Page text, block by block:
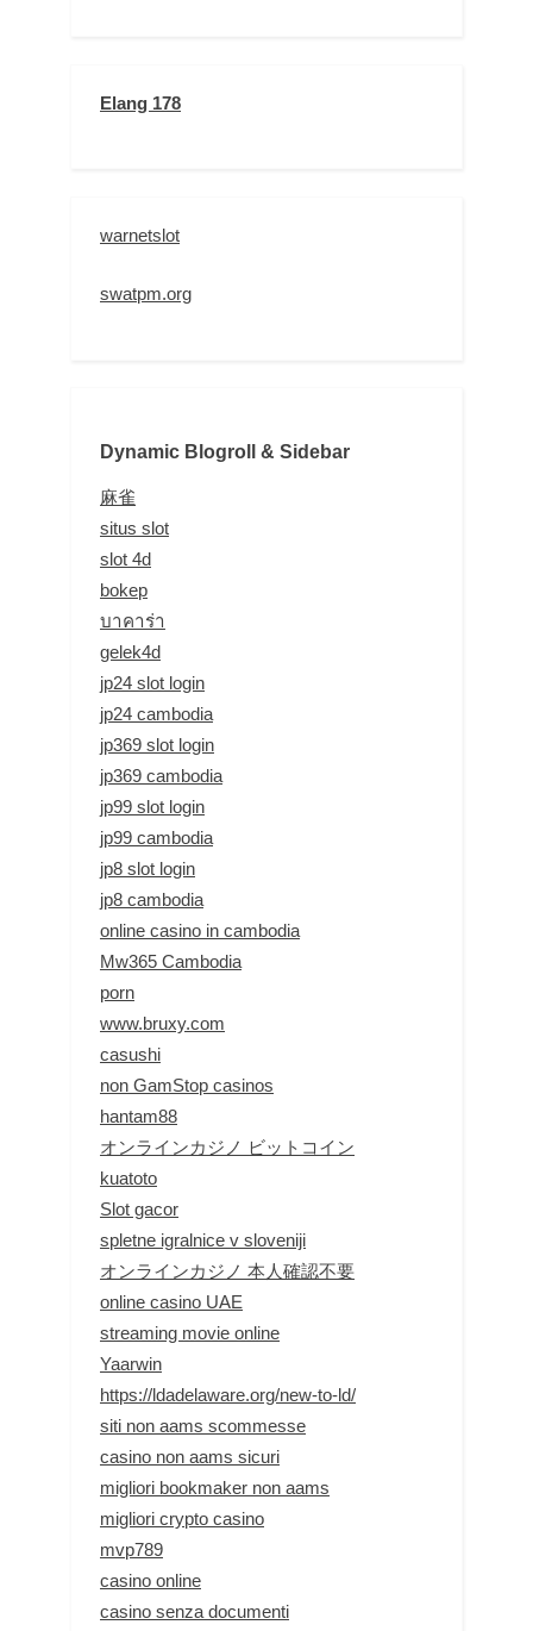
Elang 178
warnetslot
swatpm.org
Dynamic Blogroll & Sidebar
麻雀
situs slot
slot 4d
bokep
บาคาร่า
gelek4d
jp24 slot login
jp24 cambodia
jp369 slot login
jp369 cambodia
jp99 slot login
jp99 cambodia
jp8 slot login
jp8 cambodia
online casino in cambodia
Mw365 Cambodia
porn
www.bruxy.com
casushi
non GamStop casinos
hantam88
オンラインカジノ ビットコイン
kuatoto
Slot gacor
spletne igralnice v sloveniji
オンラインカジノ 本人確認不要
online casino UAE
streaming movie online
Yaarwin
https://ldadelaware.org/new-to-ld/
siti non aams scommesse
casino non aams sicuri
migliori bookmaker non aams
migliori crypto casino
mvp789
casino online
casino senza documenti